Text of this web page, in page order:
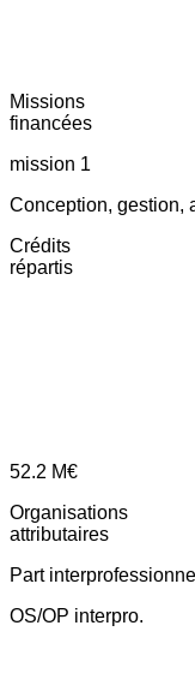
Missions
financées
mission 1
Conception, gestion,
Crédits
répartis
52.2 M€
Organisations
attributaires
Part
OS/OP interpro.